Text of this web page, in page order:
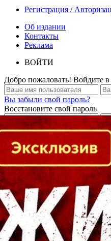
Регистрация /
Об издании
Контакты
Реклама
ВОЙТИ
Добро пожаловать! Войдите
Вы забыли свой пароль?
Восстановите свой пароль
Кто есть кто в Байкальском